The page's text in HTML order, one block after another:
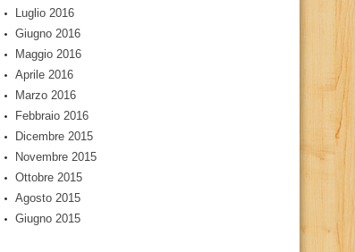
Luglio 2016
Giugno 2016
Maggio 2016
Aprile 2016
Marzo 2016
Febbraio 2016
Dicembre 2015
Novembre 2015
Ottobre 2015
Agosto 2015
Giugno 2015